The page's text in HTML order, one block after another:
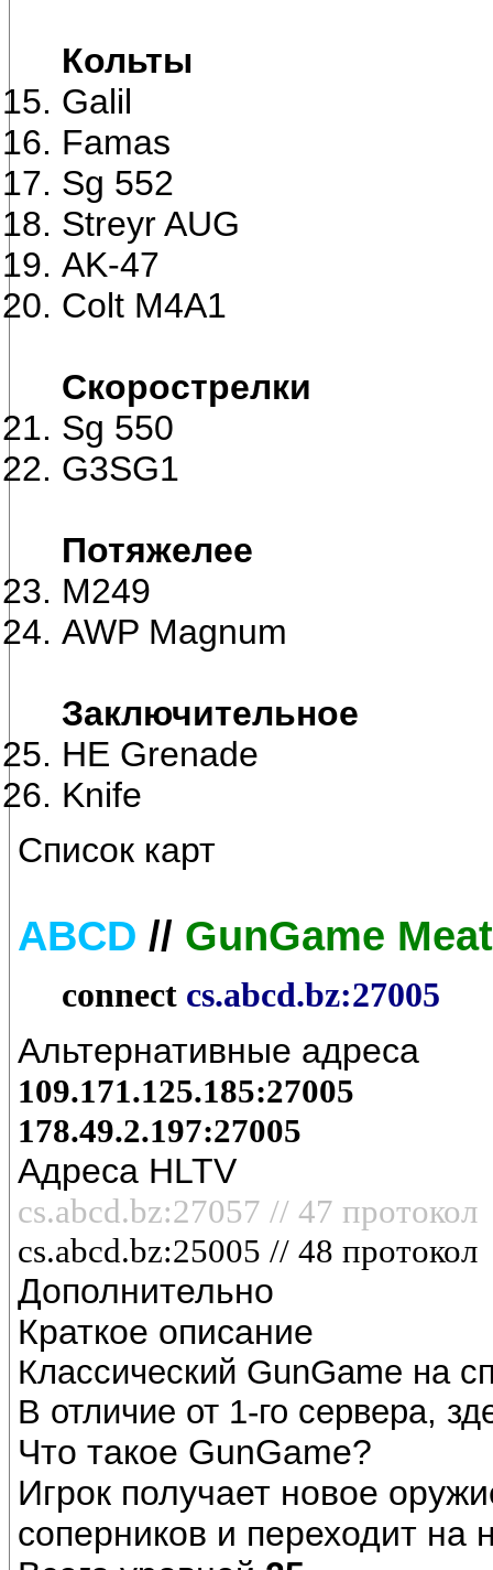
Кольты
Galil
Famas
Sg 552
Streyr AUG
AK-47
Colt M4A1
Скорострелки
Sg 550
G3SG1
Потяжелее
M249
AWP Magnum
Заключительное
HE Grenade
Knife
Список карт
ABCD // GunGame Meat
connect cs.abcd.bz:27005
Альтернативные адреса
109.171.125.185:27005
178.49.2.197:27005
Адреса HLTV
cs.abcd.bz:27057 // 47 протокол
cs.abcd.bz:25005 // 48 протокол
Дополнительно
Краткое описание
Классический GunGame на
В отличие от 1-го сервера,
Что такое GunGame?
Игрок получает новое
соперников и переходит на